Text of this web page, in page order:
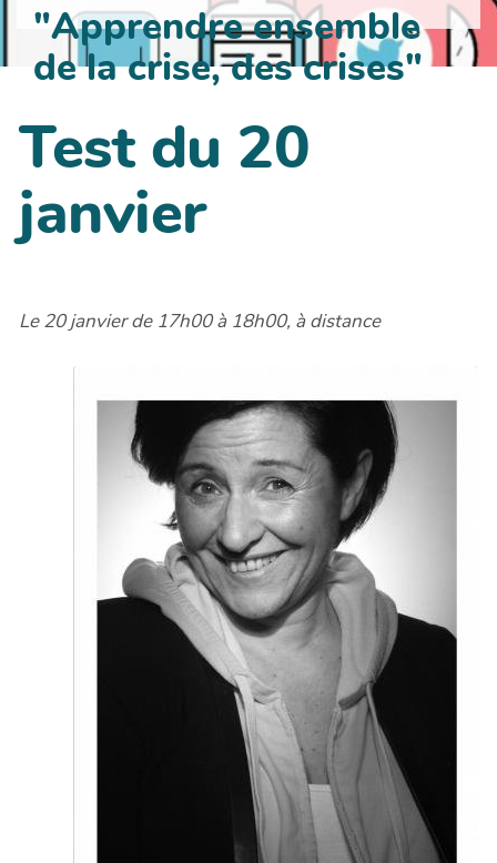
"Apprendre ensemble
de la crise, des crises"
Test du 20
janvier
Le 20 janvier de 17h00 à 18h00, à distance